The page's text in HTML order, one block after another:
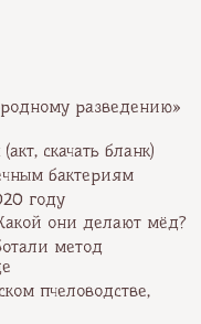
разведению»
скачать бланк)
бактериям
году
они делают мёд?
метод
пчеловодстве,